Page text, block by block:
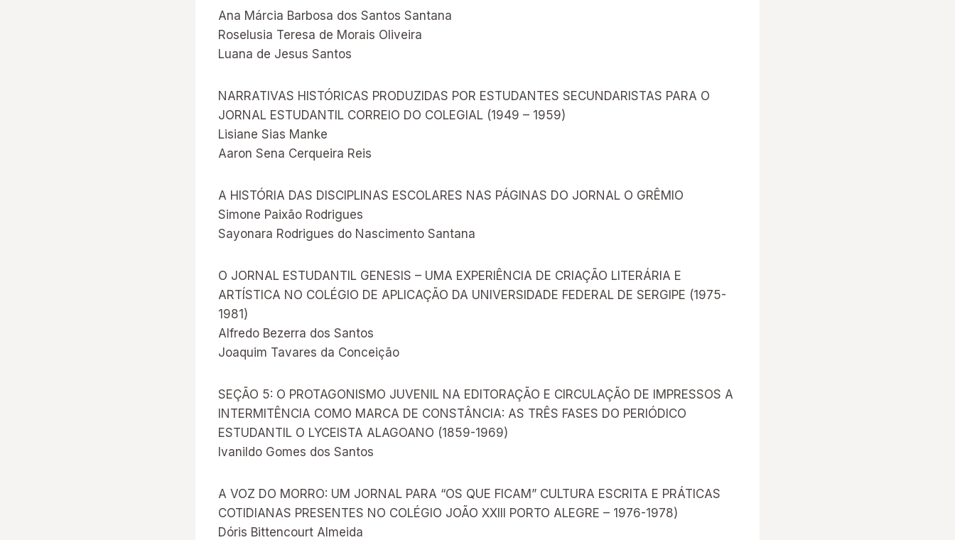
Ana Márcia Barbosa dos Santos Santana
Roselusia Teresa de Morais Oliveira
Luana de Jesus Santos
NARRATIVAS HISTÓRICAS PRODUZIDAS POR ESTUDANTES SECUNDARISTAS PARA O
JORNAL ESTUDANTIL CORREIO DO COLEGIAL (1949 – 1959)
Lisiane Sias Manke
Aaron Sena Cerqueira Reis
A HISTÓRIA DAS DISCIPLINAS ESCOLARES NAS PÁGINAS DO JORNAL O GRÊMIO
Simone Paixão Rodrigues
Sayonara Rodrigues do Nascimento Santana
O JORNAL ESTUDANTIL GENESIS – UMA EXPERIÊNCIA DE CRIAÇÃO LITERÁRIA E
ARTÍSTICA NO COLÉGIO DE APLICAÇÃO DA UNIVERSIDADE FEDERAL DE SERGIPE (1975-
1981)
Alfredo Bezerra dos Santos
Joaquim Tavares da Conceição
SEÇÃO 5: O PROTAGONISMO JUVENIL NA EDITORAÇÃO E CIRCULAÇÃO DE IMPRESSOS A
INTERMITÊNCIA COMO MARCA DE CONSTÂNCIA: AS TRÊS FASES DO PERIÓDICO
ESTUDANTIL O LYCEISTA ALAGOANO (1859-1969)
Ivanildo Gomes dos Santos
A VOZ DO MORRO: UM JORNAL PARA “OS QUE FICAM” CULTURA ESCRITA E PRÁTICAS
COTIDIANAS PRESENTES NO COLÉGIO JOÃO XXIII PORTO ALEGRE – 1976-1978)
Dóris Bittencourt Almeida